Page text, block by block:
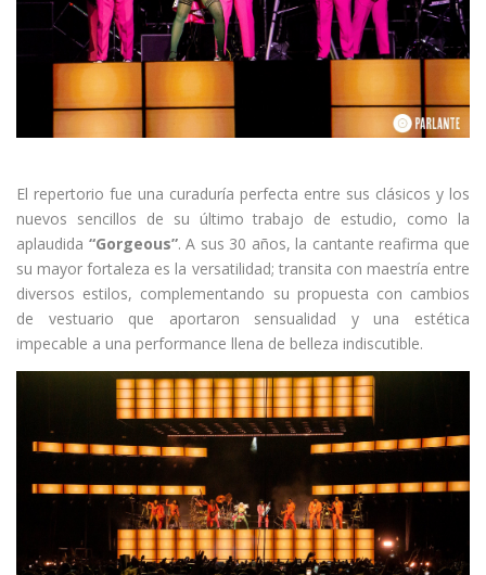
El repertorio fue una curaduría perfecta entre sus clásicos y los
nuevos sencillos de su último trabajo de estudio, como la
aplaudida “Gorgeous”. A sus 30 años, la cantante reafirma que
su mayor fortaleza es la versatilidad; transita con maestría entre
diversos estilos, complementando su propuesta con cambios
de vestuario que aportaron sensualidad y una estética
impecable a una performance llena de belleza indiscutible.